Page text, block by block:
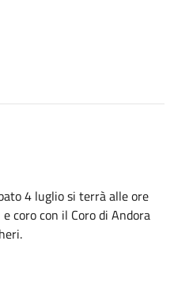
4 luglio si terrà alle ore
coro con il Coro di Andora